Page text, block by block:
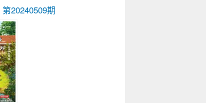
第20240509期